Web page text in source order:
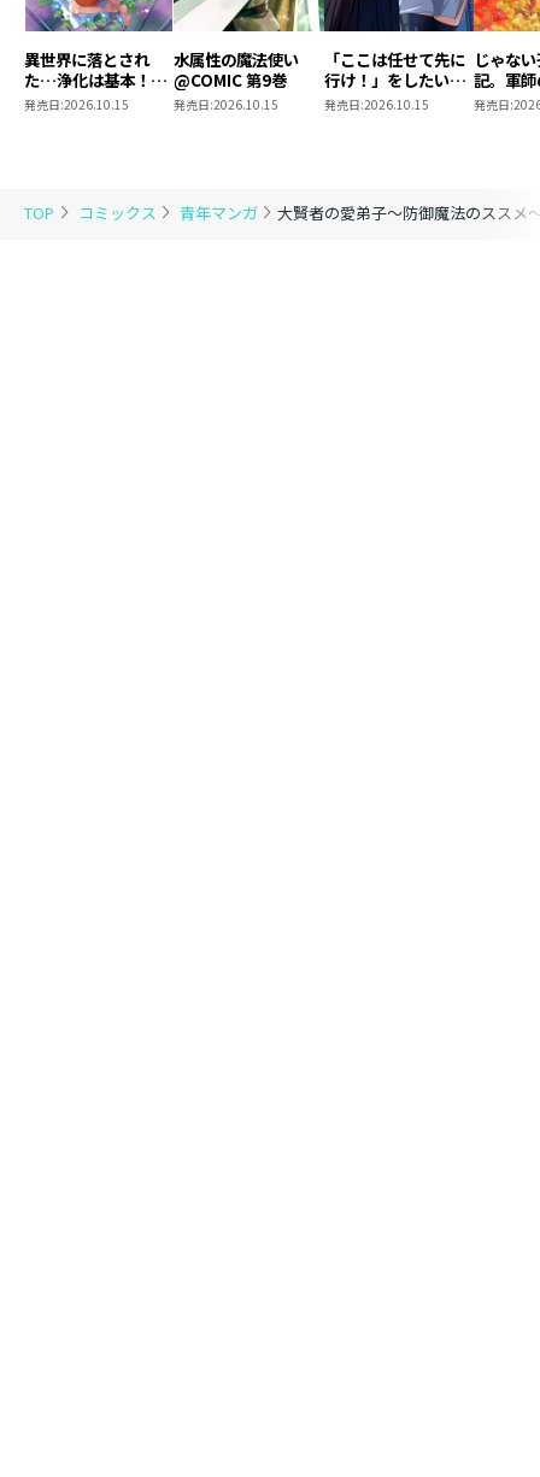
TOP コミックス 青年マンガ 大賢者の愛弟子～防御魔法のススメ
異世界に落とされ
た…浄化は基本！
@COMIC 第7巻
発売日:2026.10.15
水属性の魔法使い
@COMIC 第9巻
発売日:2026.10.15
「ここは任せて先に
行け！」をしたい死
にたがりの望まぬ宇
発売日:2026.10.15
じゃな
記。軍
われま
発売日: